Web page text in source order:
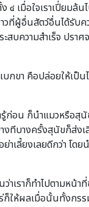
เมื่อใจเราเปี่ยมล้
วที่ผู้อื่นสัตว์อื่นได้รับ
บความสำเร็จ ปรา
กขา คือปล่อยให้เป็น
อน ก็นำแมวหรือสุนั
ทีบางครั้งสุนัขก็ส่ง
าเลี้ยงเลยดีกว่า โด
าเราก็ทำไปตามหน้า
ก็ให้ผลเมื่อนั้นทั้งกร